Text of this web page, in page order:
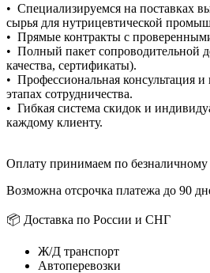
• Специализируемся на поставках
сырья для нутрицевтической
• Прямые контракты с
• Полный пакет сопроводительной
качества, сертификаты).
• Профессиональная консультация
этапах сотрудничества.
• Гибкая система скидок и
каждому клиенту.
Оплату принимаем по безналичному
Возможна отсрочка платежа до 90
📦 Доставка по России и СНГ
Ж/Д транспорт
Автоперевозки